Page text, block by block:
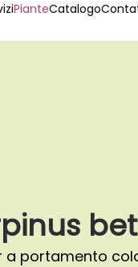
PianteCatalogo
a portamento